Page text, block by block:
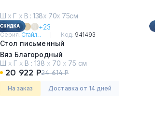
Ш х Г х В : 138х 70х 75см
+23
Серия: Стайл... Код: 941493
Стол письменный
Вяз Благородный
Ш х Г х В : 138 х 70 х 75 см
20 922 Р24 614 Р
На заказ Доставка от 14 дней